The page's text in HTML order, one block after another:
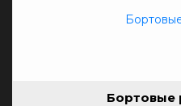
Бортовые